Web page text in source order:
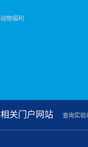
动物福利
相关门户网站 查询实验